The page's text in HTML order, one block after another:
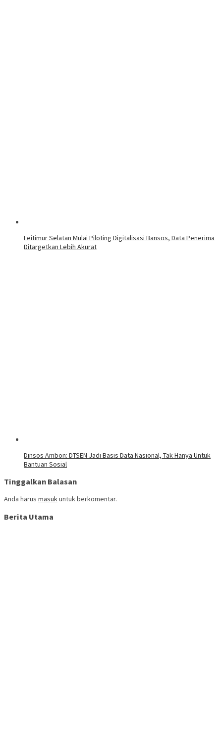
Leitimur Selatan Mulai Piloting Digitalisasi Bansos, Data Penerima
Ditargetkan Lebih Akurat
Dinsos Ambon: DTSEN Jadi Basis Data Nasional, Tak Hanya Untuk
Bantuan Sosial
Tinggalkan Balasan
Anda harus masukuntuk berkomentar.
Berita Utama